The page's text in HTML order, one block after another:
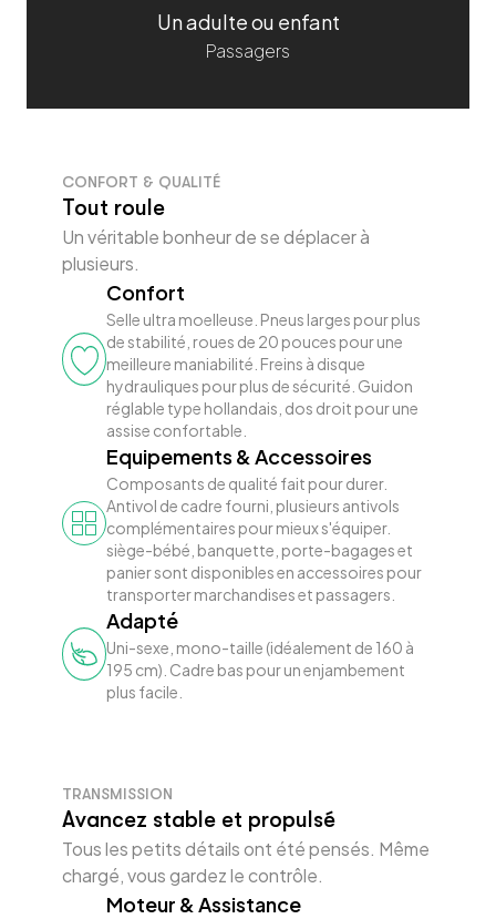
Anti-vol U Kryptonite Evolution
Agréé FUB 2
Un adulte ou enfant
Passagers
CONFORT & QUALITÉ
Tout roule
Un véritable bonheur de se déplacer à
plusieurs.
Confort
Selle ultra moelleuse. Pneus larges pour plus
de stabilité, roues de 20 pouces pour une
meilleure maniabilité. Freins à disque
hydrauliques pour plus de sécurité. Guidon
réglable type hollandais, dos droit pour une
assise confortable.
Equipements & Accessoires
Composants de qualité fait pour durer.
Antivol de cadre fourni, plusieurs antivols
complémentaires pour mieux s'équiper.
siège-bébé, banquette, porte-bagages et
panier sont disponibles en accessoires pour
transporter marchandises et passagers.
Adapté
Uni-sexe, mono-taille (idéalement de 160 à
195 cm). Cadre bas pour un enjambement
plus facile.
TRANSMISSION
Avancez stable et propulsé
Tous les petits détails ont été pensés. Même
chargé, vous gardez le contrôle.
Moteur & Assistance